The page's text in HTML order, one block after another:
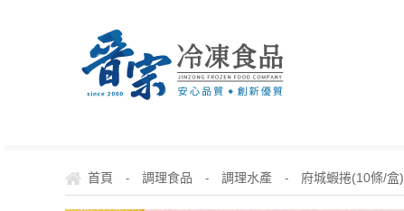
首頁 - 調理食品 - 調理水產 - 府城蝦捲(10條/盒)